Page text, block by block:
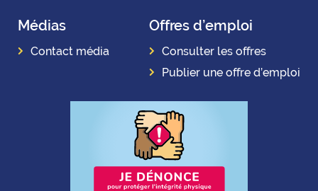
Médias
Contact média
Offres d’emploi
Consulter les offres
Publier une offre d’emploi